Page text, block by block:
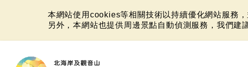
本網站使用cookies等相關技術以持續優化網站服務
另外，本網站也提供周邊景點自動偵測服務，我們建